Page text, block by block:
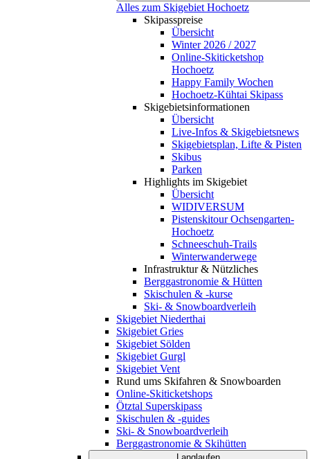
Alles zum Skigebiet Hochoetz
Skipasspreise
Übersicht
Winter 2026 / 2027
Online-Skiticketshop
Hochoetz
Happy Family Wochen
Hochoetz-Kühtai Skipass
Skigebietsinformationen
Übersicht
Live-Infos & Skigebietsnews
Skigebietsplan, Lifte & Pisten
Skibus
Parken
Highlights im Skigebiet
Übersicht
WIDIVERSUM
Pistenskitour Ochsengarten-
Hochoetz
Schneeschuh-Trails
Winterwanderwege
Infrastruktur & Nützliches
Berggastronomie & Hütten
Skischulen & -kurse
Ski- & Snowboardverleih
Skigebiet Niederthai
Skigebiet Gries
Skigebiet Sölden
Skigebiet Gurgl
Skigebiet Vent
Rund ums Skifahren & Snowboarden
Online-Skiticketshops
Ötztal Superskipass
Skischulen & -guides
Ski- & Snowboardverleih
Berggastronomie & Skihütten